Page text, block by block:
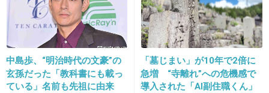
2016/04/27(水) 18:21:56
今市さんマジで紅の豚じゃないですかwx
+210 -85
中島歩、“明治時代の文豪”の
玄孫だった「教科書にも載っ
ている」名前も先祖に由来
「墓じまい」が10年で2倍に
急増 “寺離れ”への危機感で
導入された「AI副住職くん」